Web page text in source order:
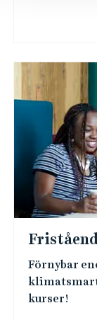
Förnybar
kurser!